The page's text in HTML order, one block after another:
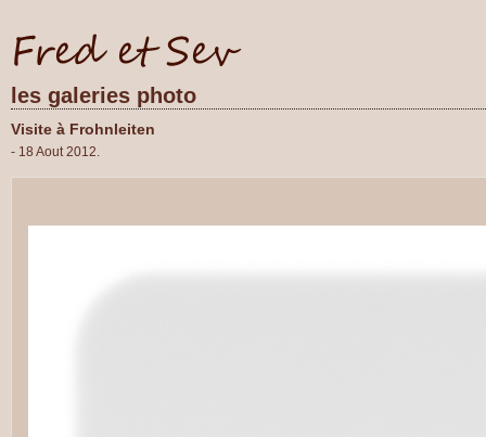
les galeries photo
Visite à Frohnleiten
- 18 Aout 2012.